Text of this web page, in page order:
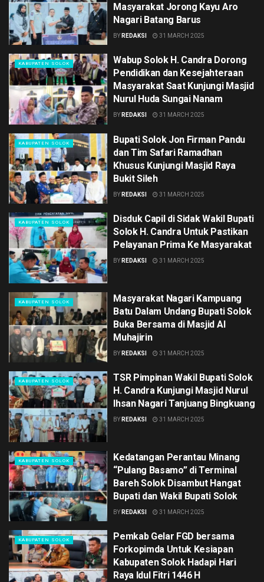
Masyarakat Jorong Kayu Aro
Nagari Batang Barus
BY REDAKSI 31 MARCH 2025
KABUPATEN SOLOK
Wabup Solok H. Candra Dorong
Pendidikan dan Kesejahteraan
Masyarakat Saat Kunjungi Masjid
Nurul Huda Sungai Nanam
BY REDAKSI 31 MARCH 2025
KABUPATEN SOLOK
Bupati Solok Jon Firman Pandu
dan Tim Safari Ramadhan
Khusus Kunjungi Masjid Raya
Bukit Sileh
BY REDAKSI 31 MARCH 2025
KABUPATEN SOLOK
Disduk Capil di Sidak Wakil Bupati
Solok H. Candra Untuk Pastikan
Pelayanan Prima Ke Masyarakat
BY REDAKSI 31 MARCH 2025
KABUPATEN SOLOK
Masyarakat Nagari Kampuang
Batu Dalam Undang Bupati Solok
Buka Bersama di Masjid Al
Muhajirin
BY REDAKSI 31 MARCH 2025
KABUPATEN SOLOK
TSR Pimpinan Wakil Bupati Solok
H. Candra Kunjungi Masjid Nurul
Ihsan Nagari Tanjuang Bingkuang
BY REDAKSI 31 MARCH 2025
KABUPATEN SOLOK
Kedatangan Perantau Minang
“Pulang Basamo” di Terminal
Bareh Solok Disambut Hangat
Bupati dan Wakil Bupati Solok
BY REDAKSI 31 MARCH 2025
KABUPATEN SOLOK
Pemkab Gelar FGD bersama
Forkopimda Untuk Kesiapan
Kabupaten Solok Hadapi Hari
Raya Idul Fitri 1446 H